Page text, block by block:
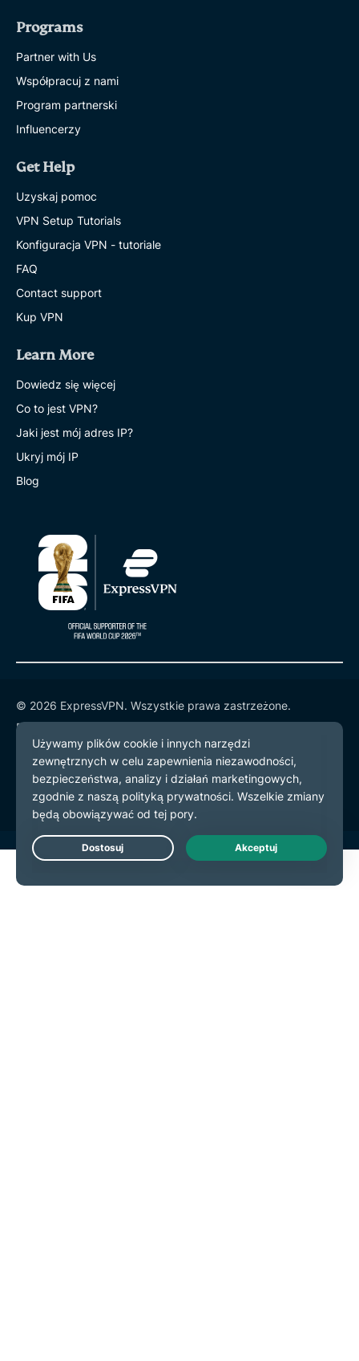
Programs
Partner with Us
Współpracuj z nami
Program partnerski
Influencerzy
Get Help
Uzyskaj pomoc
VPN Setup Tutorials
Konfiguracja VPN - tutoriale
FAQ
Contact support
Kup VPN
Learn More
Dowiedz się więcej
Co to jest VPN?
Jaki jest mój adres IP?
Ukryj mój IP
Blog
© 2026 ExpressVPN. Wszystkie prawa zastrzeżone.
Polityka prywatności
Warunki użytkowania
preferencje plików cookie
Live Chat